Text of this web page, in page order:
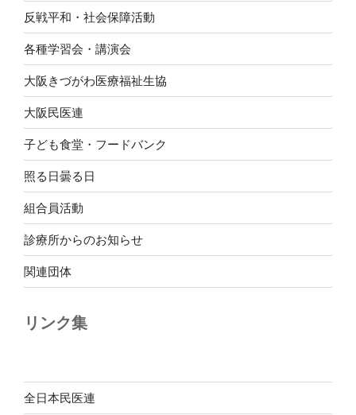
反戦平和・社会保障活動
各種学習会・講演会
大阪きづがわ医療福祉生協
大阪民医連
子ども食堂・フードバンク
照る日曇る日
組合員活動
診療所からのお知らせ
関連団体
リンク集
全日本民医連